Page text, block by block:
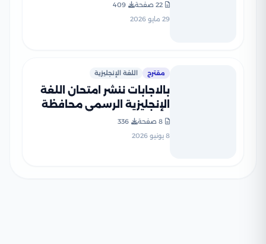
حتى 2025
22 صفحة
409
29 مايو 2026
مقترح اللغة الإنجليزية
بالاجابات ننشر امتحان اللغة
الإنجليزية الرسمي محافظة
القاهرة للشهادة الإعدادية
الترم الثاني 2026 PDF
8 صفحة
336
8 يونيو 2026